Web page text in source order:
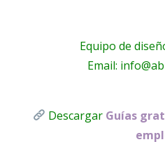
Equipo de
Email:
Descargar Guías